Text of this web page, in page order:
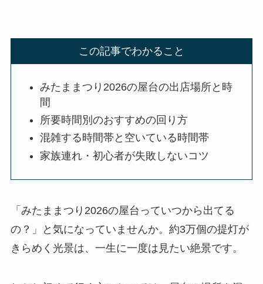
この記事でわかること
みたままつり2026の屋台の出店場所と時
間
所要時間別のおすすめの回り方
混雑する時間帯と空いている時間帯
家族連れ・初心者が失敗しないコツ
「みたままつり2026の屋台っていつから出てる
の？」と気になっていませんか。約3万個の提灯が
きらめく光景は、一生に一度は見たい絶景です。